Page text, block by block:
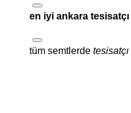
en iyi ankara tesisatçı
tüm semtlerde